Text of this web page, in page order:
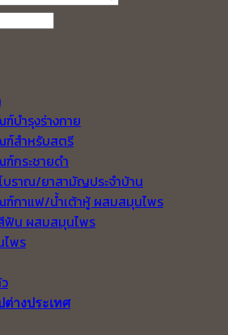
ำรุงร่างกาย
สำหรับสตรี
กระชายดำ
ราณ/ยาสามัญประจำบ้าน
กาแฟ/น้ำเต้าหู้ ผสมสมุนไพร
น ผสมสมุนไพร
ไพร
างประเทศ